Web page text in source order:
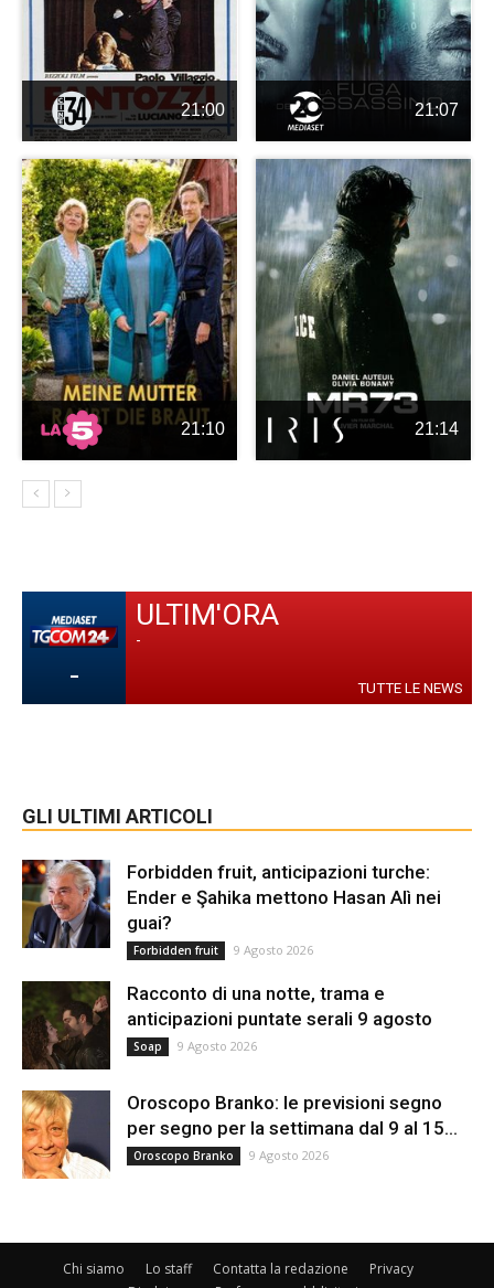
21:00 21:07
21:10 21:14
-
ULTIM'ORA
-
TUTTE LE NEWS
GLI ULTIMI ARTICOLI
Forbidden fruit, anticipazioni turche:
Ender e Şahika mettono Hasan Alì nei
guai?
Forbidden fruit 9 Agosto 2026
Racconto di una notte, trama e
anticipazioni puntate serali 9 agosto
Soap 9 Agosto 2026
Oroscopo Branko: le previsioni segno
per segno per la settimana dal 9 al 15...
Oroscopo Branko 9 Agosto 2026
Chi siamo Lo staff Contatta la redazione
Privacy